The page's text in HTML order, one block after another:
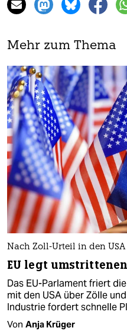
Mehr zum Thema
Nach Zoll-Urteil in den USA
EU legt
Das EU-Parlament friert
mit den USA über Zölle
Industrie fordert schnelle
Von Anja Krüger